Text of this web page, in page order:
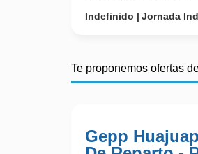
Indefinido
Jornada
Te proponemos ofertas
Gepp